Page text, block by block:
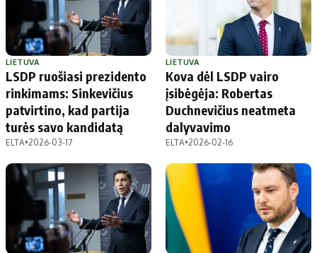
Kauno miesto
Klaipėdos miesto
Panevėžio miesto
Šiaulių miesto
Alytaus miesto
Marijampolės
Utenos rajono
Jonavos rajono
Vilkaviškio rajono
Tauragės rajono
Palangos miesto
Prienų rajono
Redakcija
Apie mus
Autoriai
Kontaktai
LIETUVA
LSDP ruošiasi prezidento
rinkimams: Sinkevičius
patvirtino, kad partija
turės savo kandidatą
ELTA•2026-03-17
LIETUVA
Kova dėl LSDP vairo
įsibėgėja: Robertas
Duchnevičius neatmeta
dalyvavimo
ELTA•2026-02-16